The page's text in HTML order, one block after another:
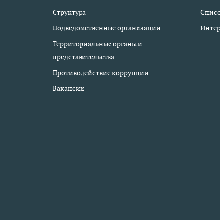
Структура
Подведомственные организации
Территориальные органы и
представительства
Противодействие коррупции
Вакансии